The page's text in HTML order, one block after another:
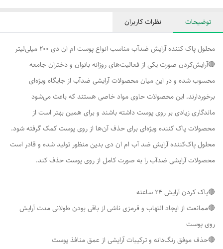
توضیحات نظرات کاربران
محلول پاک کننده آرایش ضدآب مناسب انواع پوست ام ان دی 200 میلی‌لیتر
🔴آرایش‌کردن صورت یکی از فعالیت‌های روزانه بانوان و دختران جامعه
محسوب شده و در این میان محصولات آرایشی ضدآب از جایگاه ویژه‌ای
برخوردارند. این محصولات حاوی مواد خاصی هستند که باعث می‌شود
ماندگاری زیادی بر روی پوست داشته باشند و برای همین بهتر است از
محصولات پاک کننده ویژه‌ای برای حذف آن‌ها از روی پوست کمک گرفته شود.
محلول پاک‌کننده آرایش ضد آب ام ان دی بدین منظور تولید شده و قادر است
محصولات آرایشی ضدآب را به صورت کامل از روی پوست حذف کند.
🔴پاک کردن آرایش 24 ساعته
🔴ممانعت از ایجاد التهاب و قرمزی ناشی از باقی بودن طولانی مدت آرایش
روی پوست
🔴حذف موفق رنگ‌دانه و ترکیبات آرایشی از عمق منافذ پوست